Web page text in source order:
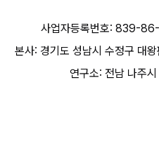
사업자등록번호: 839-
본사: 경기도 성남시 수정구 대
연구소: 전남 나주